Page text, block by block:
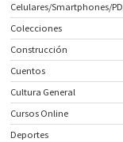
Celulares/Smartphones/
Colecciones
Construcción
Cuentos
Cultura General
Cursos Online
Deportes